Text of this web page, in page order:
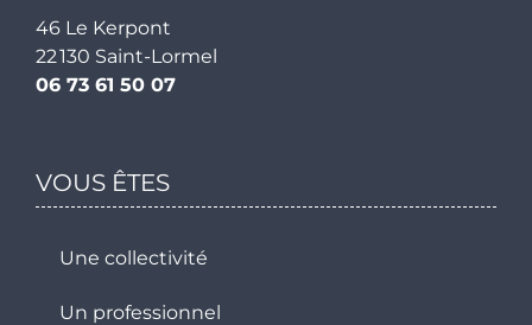
46 Le Kerpont
22 130 Saint-Lormel
06 73 61 50 07
VOUS ÊTES
Une collectivité
Un professionnel